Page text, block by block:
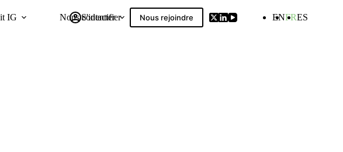
IG Nous contacter
S'identifier Nous rejoindre ENFRES